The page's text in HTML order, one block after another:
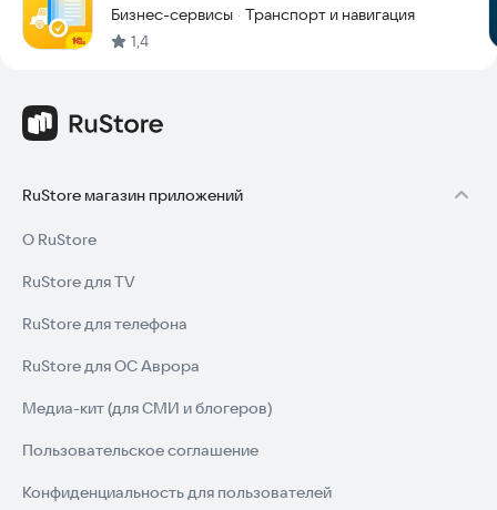
Бизнес-сервисы · Транспорт и навигация
1,4
RuStore магазин приложений
О RuStore
RuStore для TV
RuStore для телефона
RuStore для ОС Аврора
Медиа-кит (для СМИ и блогеров)
Пользовательское соглашение
Конфиденциальность для пользователей